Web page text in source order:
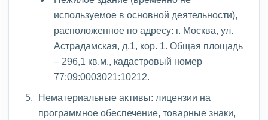
используемое в основной деятельности),
расположенное по адресу: г. Москва, ул.
Астрадамская, д.1, кор. 1. Общая площадь
– 296,1 кв.м., кадастровый номер
77:09:0003021:10212.
Нематериальные активы: лицензии на
программное обеспечение, товарные знаки,